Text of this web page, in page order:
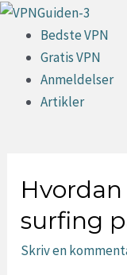
Gå
indholdet
Menu Bedste VPN
Gratis VPN
Anmeldelser
Artikler
surfing
Skriv en